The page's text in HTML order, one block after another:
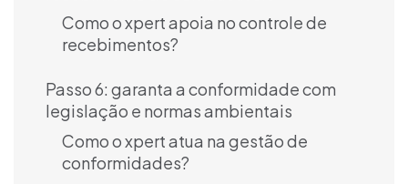
Como o xpert apoia no controle de
recebimentos?
Passo 6: garanta a conformidade com
legislação e normas ambientais
Como o xpert atua na gestão de
conformidades?